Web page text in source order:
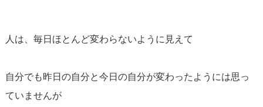
人は、毎日ほとんど変わらないように見えて
自分でも昨日の自分と今日の自分が変わったようには思っ
ていませんが